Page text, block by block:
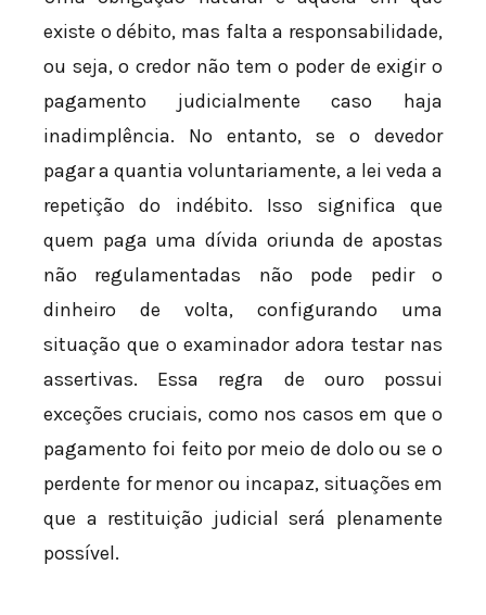
existe o débito, mas falta a responsabilidade,
ou seja, o credor não tem o poder de exigir o
pagamento judicialmente caso haja
inadimplência. No entanto, se o devedor
pagar a quantia voluntariamente, a lei veda a
repetição do indébito. Isso significa que
quem paga uma dívida oriunda de apostas
não regulamentadas não pode pedir o
dinheiro de volta, configurando uma
situação que o examinador adora testar nas
assertivas. Essa regra de ouro possui
exceções cruciais, como nos casos em que o
pagamento foi feito por meio de dolo ou se o
perdente for menor ou incapaz, situações em
que a restituição judicial será plenamente
possível.